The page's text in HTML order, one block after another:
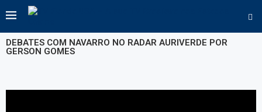
DEBATES COM NAVARRO NO RADAR AURIVERDE POR
GERSON GOMES